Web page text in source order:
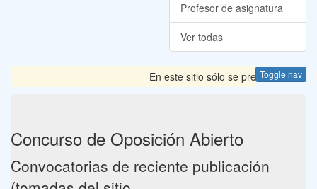
Profesor de asignatura
Ver todas
Toggle nav
En este sitio sólo se presentan las
Concurso de Oposición Abierto
Convocatorias de reciente publicación